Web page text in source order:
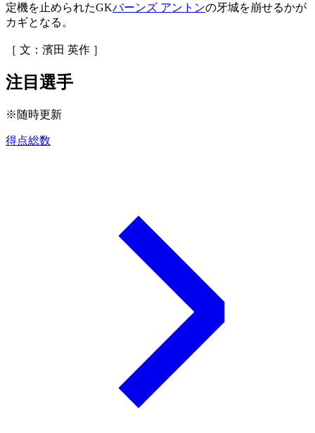
定機を止められたGKバーンズ アントンの牙城を崩せるかが
カギとなる。
［ 文：濱田 英作 ］
注目選手
※随時更新
得点総数